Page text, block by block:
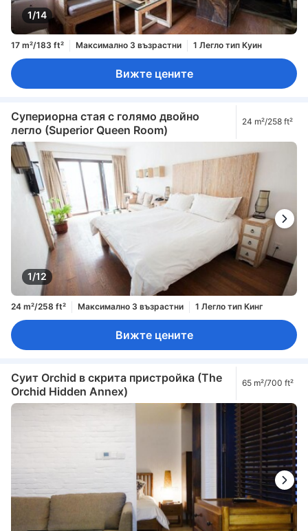
1/14
17 m²/183 ft² Максимално 3 възрастни 1 Легло тип Куин
Вижте цените
Супериорна стая с голямо двойно
легло (Superior Queen Room)
24 m²/258 ft²
1/12
24 m²/258 ft² Максимално 3 възрастни 1 Легло тип Кинг
Вижте цените
Суит Orchid в скрита пристройка (The
Orchid Hidden Annex)
65 m²/700 ft²